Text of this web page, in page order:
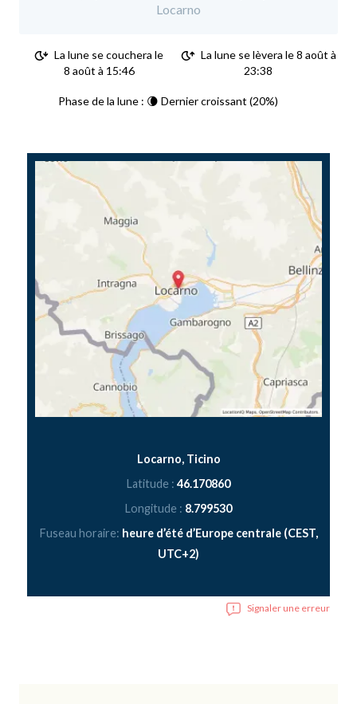
Locarno
La lune se couchera le
8 août à 15:46
La lune se lèvera le 8 août à
23:38
Phase de la lune : 🌘 Dernier croissant (20%)
Locarno, Ticino
Latitude : 46.170860
Longitude : 8.799530
Fuseau horaire: heure d’été d’Europe centrale (CEST,
UTC+2)
Signaler une erreur